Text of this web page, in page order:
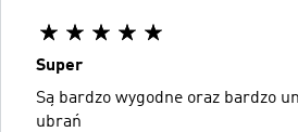
Super
Są bardzo wygodne oraz bardzo
ubrań